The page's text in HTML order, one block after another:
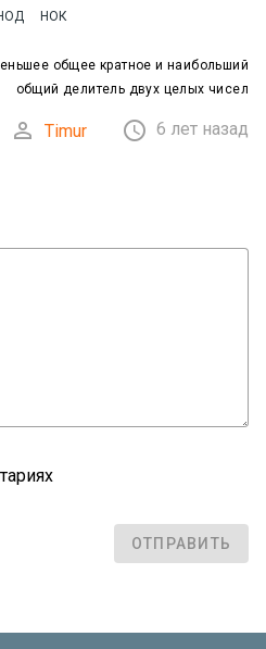
НОК
общее кратное и наибольший
общий делитель двух целых чисел
 Timur  6 лет назад
ОТПРАВИТЬ